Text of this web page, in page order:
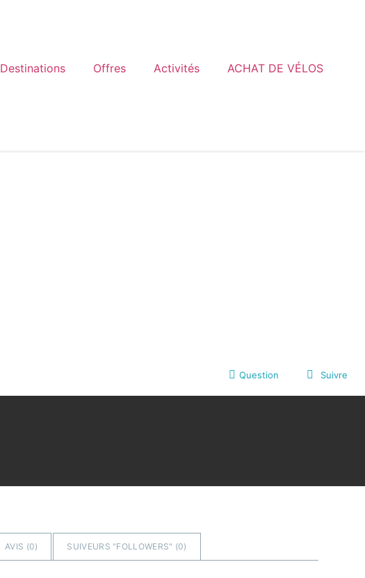
Destinations Offres Activités ACHAT DE VÉLOS
Question Suivre
AVIS (0) SUIVEURS "FOLLOWERS" (0)